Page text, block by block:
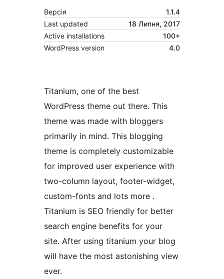
Версія
1.1.4
Last updated
18 Липня, 2017
Active installations
100+
WordPress version
4.0
Titanium, one of the best
WordPress theme out there. This
theme was made with bloggers
primarily in mind. This blogging
theme is completely customizable
for improved user experience with
two-column layout, footer-widget,
custom-fonts and lots more .
Titanium is SEO friendly for better
search engine benefits for your
site. After using titanium your blog
will have the most astonishing view
ever.